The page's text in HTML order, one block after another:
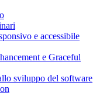
e accessibile
e Graceful
sviluppo del software